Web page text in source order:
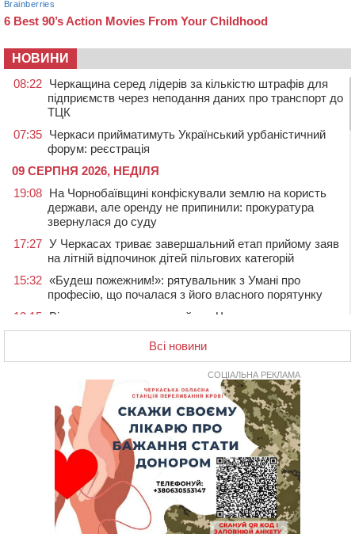
НОВИНИ
08:22 Черкащина серед лідерів за кількістю штрафів для
підприємств через неподання даних про транспорт до
ТЦК
07:35 Черкаси прийматимуть Український урбаністичний
форум: реєстрація
09 СЕРПНЯ 2026, НЕДІЛЯ
19:08 На Чорнобаївщині конфіскували землю на користь
держави, але оренду не припинили: прокуратура
звернулася до суду
17:27 У Черкасах триває завершальний етап прийому заяв
на літній відпочинок дітей пільгових категорій
15:32 «Будеш пожежним!»: рятувальник з Умані про
професію, що почалася з його власного порятунку
13:15
Від початку року на водоймах Черкащини загинули
37 людей, серед них 2 дітей
Водійка на смерть збила велосипедиста в
Напав на собаку з палицею та намагався наїхати на
іншу тварину: на Уманщині поліція відкрила
кримінальне провадження
Безкоштовне харчування, укриття та STEM: Черкаси
готують освітню галузь до нового навчального року
08 СЕРПНЯ 2026, СУБОТА
Черкаські вершники здобули нагороди української
першості
Всі новини
СОЦІАЛЬНА РЕКЛАМА